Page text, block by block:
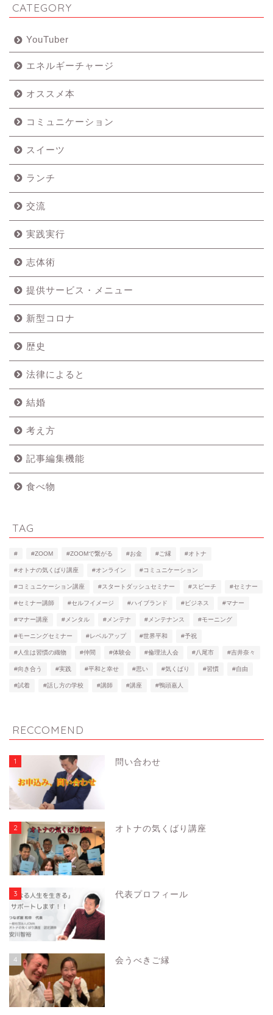
CATEGORY
YouTuber
エネルギーチャージ
オススメ本
コミュニケーション
スイーツ
ランチ
交流
実践実行
志体術
提供サービス・メニュー
新型コロナ
歴史
法律によると
結婚
考え方
記事編集機能
食べ物
TAG
# #ZOOM #ZOOMで繋がる #お金 #ご縁 #オトナ
#オトナの気くばり講座 #オンライン #コミュニケーション
#コミュニケーション講座 #スタートダッシュセミナー #スピーチ #セミナー
#セミナー講師 #セルフイメージ #ハイブランド #ビジネス #マナー
#マナー講座 #メンタル #メンテナ #メンテナンス #モーニング
#モーニングセミナー #レベルアップ #世界平和 #予祝
#人生は習慣の織物 #仲間 #体験会 #倫理法人会 #八尾市 #吉井奈々
#向き合う #実践 #平和と幸せ #思い #気くばり #習慣 #自由
#試着 #話し方の学校 #講師 #講座 #鴨頭嘉人
RECCOMEND
1 問い合わせ
2 オトナの気くばり講座
3 代表プロフィール
4 会うべきご縁